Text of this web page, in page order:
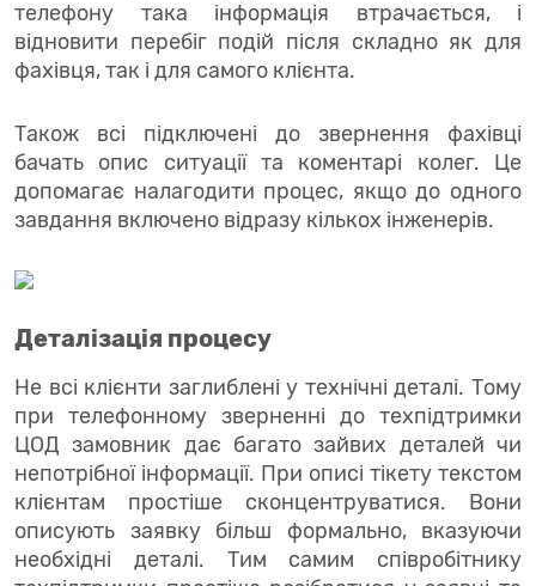
телефону така інформація втрачається, і
відновити перебіг подій після складно як для
фахівця, так і для самого клієнта.
Також всі підключені до звернення фахівці
бачать опис ситуації та коментарі колег. Це
допомагає налагодити процес, якщо до одного
завдання включено відразу кількох інженерів.
Деталізація процесу
Не всі клієнти заглиблені у технічні деталі. Тому
при телефонному зверненні до техпідтримки
ЦОД замовник дає багато зайвих деталей чи
непотрібної інформації. При описі тікету текстом
клієнтам простіше сконцентруватися. Вони
описують заявку більш формально, вказуючи
необхідні деталі. Тим самим співробітнику